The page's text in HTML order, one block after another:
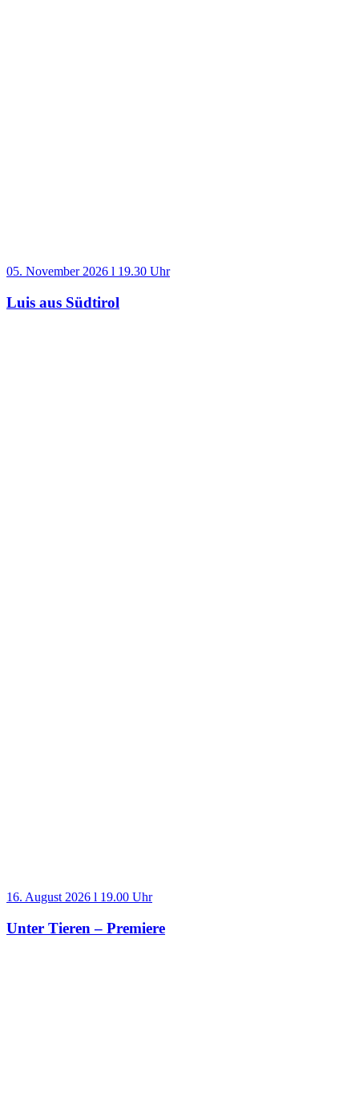
05. November 2026 l 19.30 Uhr
Luis aus Südtirol
16. August 2026 l 19.00 Uhr
Unter Tieren – Premiere